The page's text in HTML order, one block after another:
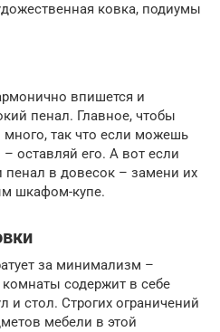
ковка, подиумы
впишется и
пенал. Главное, чтобы
так что если можешь
оставляй его. А вот если
пенал в довесок – замени их
шкафом-купе.
за минимализм –
содержит в себе
и стол. Строгих ограничений
мебели в этой